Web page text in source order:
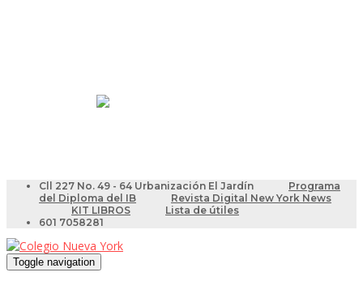
Cll 227 No. 49 - 64 Urbanización El Jardín
Programa
del Diploma del IB
Revista Digital New York News
KIT LIBROS
Lista de útiles
601 7058281
Toggle navigation